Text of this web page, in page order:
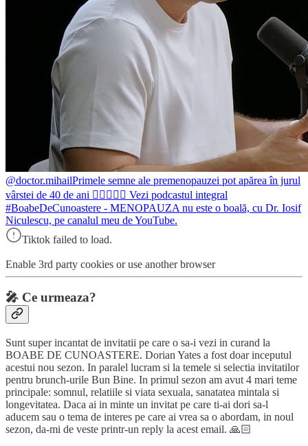
@doctor.mihailPrimele semne ale premenopauzei pot apărea în jurul
vârstei de 40 de ani ☝🏻👨🏼‍⚕️ Vezi podcastul integral
#BoabeDeCunoastere - MENOPAUZA nu este o boală, cu Dr. Iosif
Niculescu, pe canalul meu de YouTube.
Tiktok failed to load.
Enable 3rd party cookies or use another browser
🎤 Ce urmeaza?
Sunt super incantat de invitatii pe care o sa-i vezi in curand la
BOABE DE CUNOASTERE. Dorian Yates a fost doar inceputul
acestui nou sezon. In paralel lucram si la temele si selectia invitatilor
pentru brunch-urile Bun Bine. In primul sezon am avut 4 mari teme
principale: somnul, relatiile si viata sexuala, sanatatea mintala si
longevitatea. Daca ai in minte un invitat pe care ti-ai dori sa-l
aducem sau o tema de interes pe care ai vrea sa o abordam, in noul
sezon, da-mi de veste printr-un reply la acest email. 🙏🏻